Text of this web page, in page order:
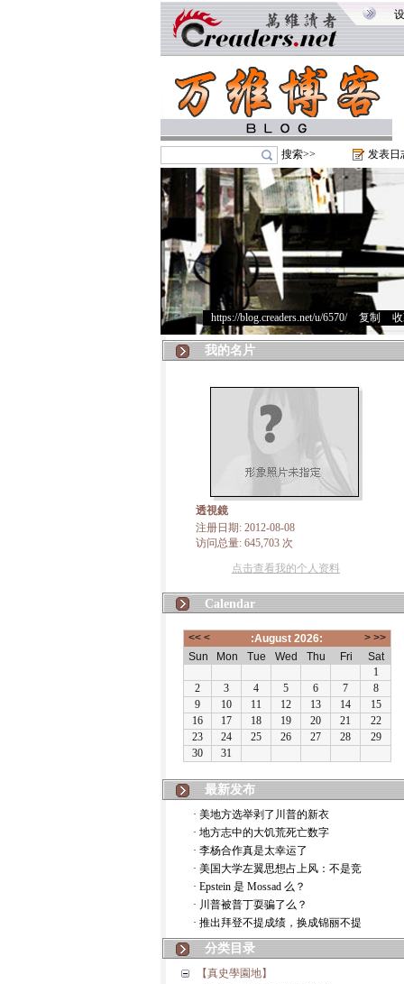
搜索>> 发表日
https://blog.creaders.net/u/6570/> 复制
我的名片
透視鏡
注册日期: 2012-08-08
访问总量: 645,703 次
点击查看我的个人资料
Calendar
最新发布
· 美地方选举剥了川普的新衣
· 地方志中的大饥荒死亡数字
· 李杨合作真是太幸运了
· 美国大学左翼思想占上风：不是竞
· Epstein 是 Mossad 么？
· 川普被普丁耍骗了么？
· 推出拜登不提成绩，换成锦丽不提
分类目录
【真史學園地】